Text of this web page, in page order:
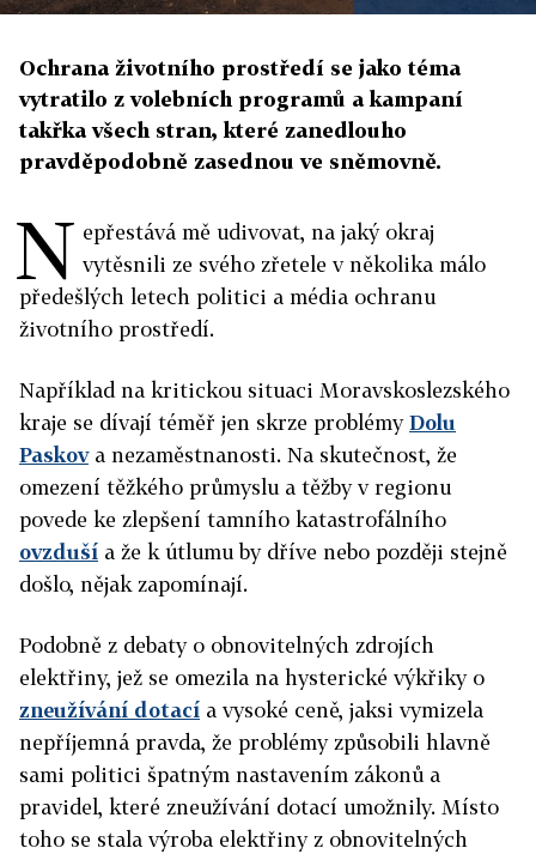
Ochrana životního prostředí se jako téma
vytratilo z volebních programů a kampaní
takřka všech stran, které zanedlouho
pravděpodobně zasednou ve sněmovně.
N epřestává mě udivovat, na jaký okraj
vytěsnili ze svého zřetele v několika málo
předešlých letech politici a média ochranu
životního prostředí.
Například na kritickou situaci Moravskoslezského
kraje se dívají téměř jen skrze problémyDolu
Paskova nezaměstnanosti. Na skutečnost, že
omezení těžkého průmyslu a těžby v regionu
povede ke zlepšení tamního katastrofálního
ovzduší a že k útlumu by dříve nebo později stejně
došlo, nějak zapomínají.
Podobně z debaty o obnovitelných zdrojích
elektřiny, jež se omezila na hysterické výkřiky o
zneužívání dotací a vysoké ceně, jaksi vymizela
nepříjemná pravda, že problémy způsobili hlavně
sami politici špatným nastavením zákonů a
pravidel, které zneužívání dotací umožnily. Místo
toho se stala výroba elektřiny z obnovitelných